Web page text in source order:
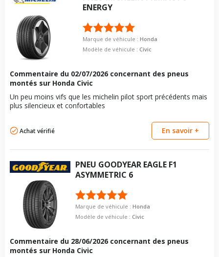
ENERGY
Marque de véhicule :Honda
Modèle de véhicule :Civic
Commentaire du 02/07/2026 concernant des pneus
montés sur Honda Civic
Un peu moins vifs que les michelin pilot sport précédents mais
plus silencieux et confortables
Achat vérifié En savoir +
PNEU GOODYEAR EAGLE F1
ASYMMETRIC 6
Marque de véhicule :Honda
Modèle de véhicule :Civic
Commentaire du 28/06/2026 concernant des pneus
montés sur Honda Civic